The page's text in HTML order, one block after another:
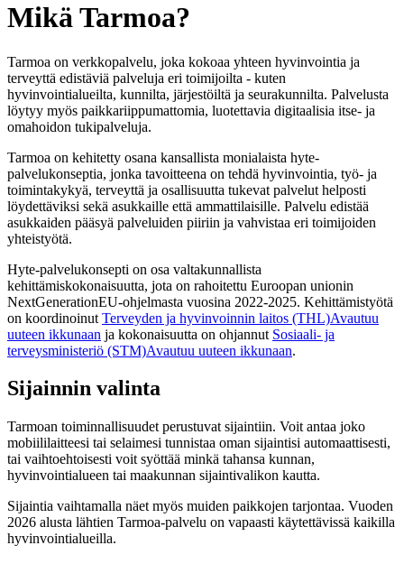
Mikä Tarmoa?
Tarmoa on verkkopalvelu, joka kokoaa yhteen hyvinvointia ja
terveyttä edistäviä palveluja eri toimijoilta - kuten
hyvinvointialueilta, kunnilta, järjestöiltä ja seurakunnilta. Palvelusta
löytyy myös paikkariippumattomia, luotettavia digitaalisia itse- ja
omahoidon tukipalveluja.
Tarmoa on kehitetty osana kansallista monialaista hyte-
palvelukonseptia, jonka tavoitteena on tehdä hyvinvointia, työ- ja
toimintakykyä, terveyttä ja osallisuutta tukevat palvelut helposti
löydettäviksi sekä asukkaille että ammattilaisille. Palvelu edistää
asukkaiden pääsyä palveluiden piiriin ja vahvistaa eri toimijoiden
yhteistyötä.
Hyte-palvelukonsepti on osa valtakunnallista
kehittämiskokonaisuutta, jota on rahoitettu Euroopan unionin
NextGenerationEU-ohjelmasta vuosina 2022-2025. Kehittämistyötä
on koordinoinut Terveyden ja hyvinvoinnin laitos (THL)Avautuu
uuteen ikkunaan ja kokonaisuutta on ohjannut Sosiaali- ja
terveysministeriö (STM)Avautuu uuteen ikkunaan.
Sijainnin valinta
Tarmoan toiminnallisuudet perustuvat sijaintiin. Voit antaa joko
mobiililaitteesi tai selaimesi tunnistaa oman sijaintisi automaattisesti,
tai vaihtoehtoisesti voit syöttää minkä tahansa kunnan,
hyvinvointialueen tai maakunnan sijaintivalikon kautta.
Sijaintia vaihtamalla näet myös muiden paikkojen tarjontaa. Vuoden
2026 alusta lähtien Tarmoa-palvelu on vapaasti käytettävissä kaikilla
hyvinvointialueilla.